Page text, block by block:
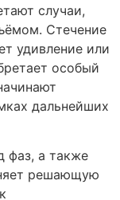
случаи,
Стечение
удивление или
особый
дальнейших
фаз, а также
решающую